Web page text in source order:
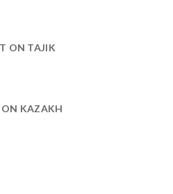
ON TAJIK
KAZAKH